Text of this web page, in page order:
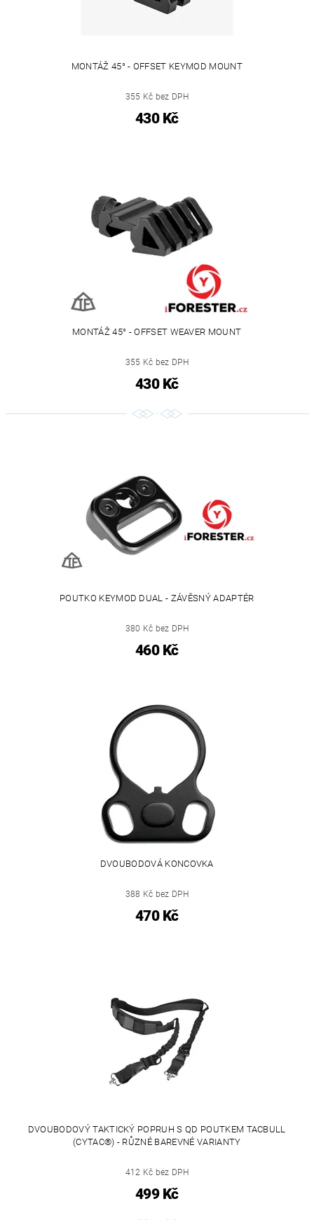
MONTÁŽ 45° - OFFSET KEYMOD MOUNT
355 Kč bez DPH
430 Kč
MONTÁŽ 45° - OFFSET WEAVER MOUNT
355 Kč bez DPH
430 Kč
POUTKO KEYMOD DUAL - ZÁVĚSNÝ ADAPTÉR
380 Kč bez DPH
460 Kč
DVOUBODOVÁ KONCOVKA
388 Kč bez DPH
470 Kč
DVOUBODOVÝ TAKTICKÝ POPRUH S QD POUTKEM TACBULL
(CYTAC®) - RŮZNÉ BAREVNÉ VARIANTY
412 Kč bez DPH
499 Kč